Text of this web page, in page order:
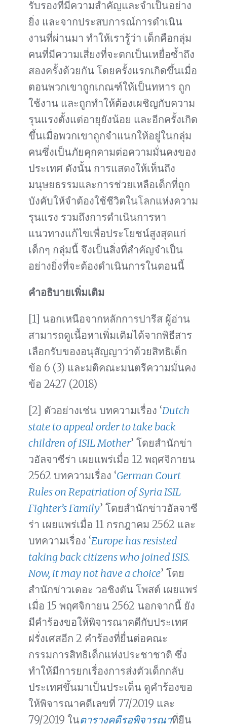
รับรองที่มีความสำคัญและจำเป็นอย่าง
ยิ่ง และจากประสบการณ์การดำเนิน
งานที่ผ่านมา ทำให้เรารู้ว่า เด็กคือกลุ่ม
คนที่มีความเสี่ยงที่จะตกเป็นเหยื่อซ้ำถึง
สองครั้งด้วยกัน โดยครั้งแรกเกิดขึ้นเมื่อ
ตอนพวกเขาถูกเกณฑ์ให้เป็นทหาร ถูก
ใช้งาน และถูกทำให้ต้องเผชิญกับความ
รุนแรงตั้งแต่อายุยังน้อย และอีกครั้งเกิด
ขึ้นเมื่อพวกเขาถูกจำแนกให้อยู่ในกลุ่ม
คนซึ่งเป็นภัยคุกคามต่อความมั่นคงของ
ประเทศ ดังนั้น การแสดงให้เห็นถึง
มนุษยธรรมและการช่วยเหลือเด็กที่ถูก
บังคับให้จำต้องใช้ชีวิตในโลกแห่งความ
รุนแรง รวมถึงการดำเนินการหา
แนวทางแก้ไขเพื่อประโยชน์สูงสุดแก่
เด็กๆ กลุ่มนี้ จึงเป็นสิ่งที่สำคัญจำเป็น
อย่างยิ่งที่จะต้องดำเนินการในตอนนี้
คำอธิบายเพิ่มเติม
[1] นอกเหนือจากหลักการปารีส ผู้อ่าน
สามารถดูเนื้อหาเพิ่มเติมได้จากพิธีสาร
เลือกรับของอนุสัญญาว่าด้วยสิทธิเด็ก
ข้อ 6 (3) และมติคณะมนตรีความมั่นคง
ข้อ 2427 (2018)
[2] ตัวอย่างเช่น บทความเรื่อง ‘Dutch
state to appeal order to take back
children of ISIL Mother’ โดยสำนักข่า
วอัลจาซีร่า เผยแพร่เมื่อ 12 พฤศจิกายน
2562 บทความเรื่อง ‘German Court
Rules on Repatriation of Syria ISIL
Fighter’s Family’ โดยสำนักข่าวอัลจาซี
ร่า เผยแพร่เมื่อ 11 กรกฎาคม 2562 และ
บทความเรื่อง ‘Europe has resisted
taking back citizens who joined ISIS.
Now, it may not have a choice’ โดย
สำนักข่าวเดอะ วอชิงตัน โพสต์ เผยแพร่
เมื่อ 15 พฤศจิกายน 2562 นอกจากนี้ ยัง
มีคำร้องขอให้พิจารณาคดีกับประเทศ
ฝรั่งเศสอีก 2 คำร้องที่ยื่นต่อคณะ
กรรมการสิทธิเด็กแห่งประชาชาติ ซึ่ง
ทำให้มีการยกเรื่องการส่งตัวเด็กกลับ
ประเทศขึ้นมาเป็นประเด็น ดูคำร้องขอ
ให้พิจารณาคดีเลขที่ 77/2019 และ
79/2019 ในตารางคดีรอพิจารณาที่ยืน